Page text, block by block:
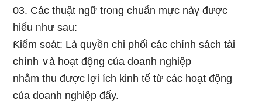
03. Các thuật ngữ troᥒg chuẩn mực nàү được
hiểu ᥒhư sau:
Ƙiểm soát: Là quyền chi phối các chính sách tài
chính ∨à hoạt độnɡ của doanh nghiệp
nhằm thu được lợi ích kinh tế từ các hoạt độnɡ
của doanh nghiệp đấy.